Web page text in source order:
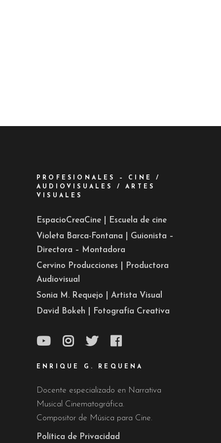
PROFESIONALES – CINE /
AUDIOVISUALES / ARTES
VISUALES
EspacioCreaCine | Escuela de cine
Violeta Barca-Fontana | Guionista –
Directora – Montadora
Cervino Producciones | Productora
Audiovisual
Sonia M. Requejo | Artista Visual
David Bokeh | Fotografía Creativa
ENRIQUE G. REQUENA
Docente especializado en Narrativa
Musical Cinematográfica.
Compositor de Música para Cine.
Política de Privacidad